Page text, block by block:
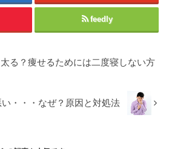
feedly
る？痩せるためには二度寝しない方
・・・なぜ？原因と対処法